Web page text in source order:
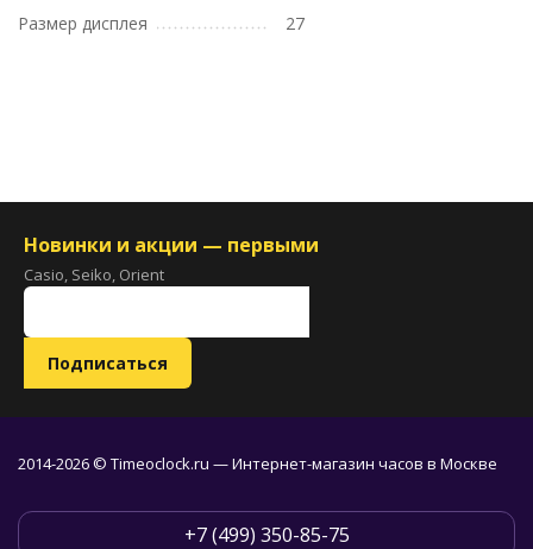
Размер дисплея
27
Новинки и акции — первыми
Casio, Seiko, Orient
2014-2026 © Timeoclock.ru — Интернет-магазин часов в Москве
+7 (499) 350-85-75